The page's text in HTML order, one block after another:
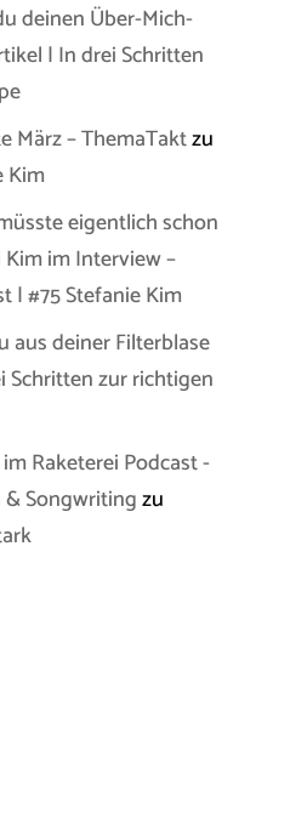
deinen Über-Mich-
| In drei Schritten
März – ThemaTaktzu
Kim
eigentlich schon
im Interview –
| #75 Stefanie Kim
aus deiner Filterblase
Schritten zur richtigen
Raketerei Podcast -
& Songwritingzu